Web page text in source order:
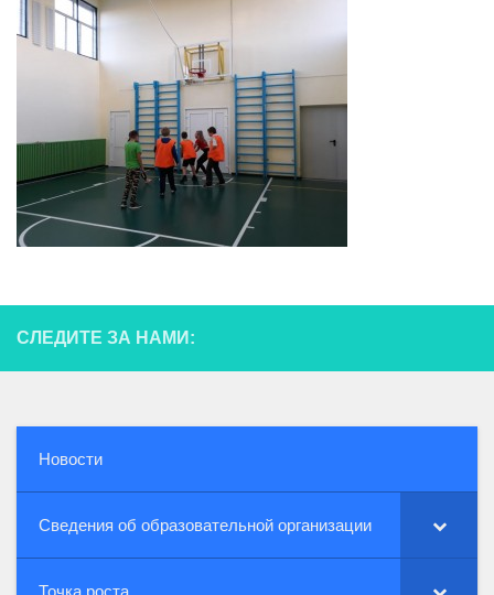
СЛЕДИТЕ ЗА НАМИ:
Новости
Сведения об образовательной организации
Точка роста